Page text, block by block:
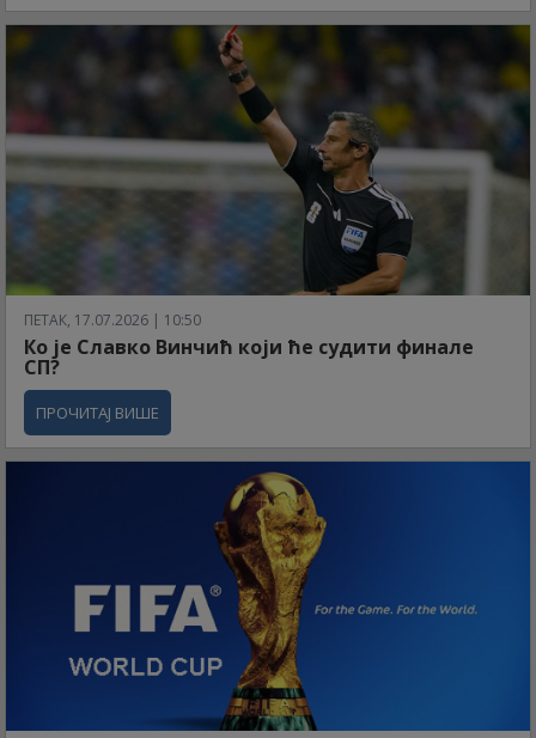
ПЕТАК, 17.07.2026 | 10:50
Ко је Славко Винчић који ће судити финале
СП?
ПРОЧИТАЈ ВИШЕ